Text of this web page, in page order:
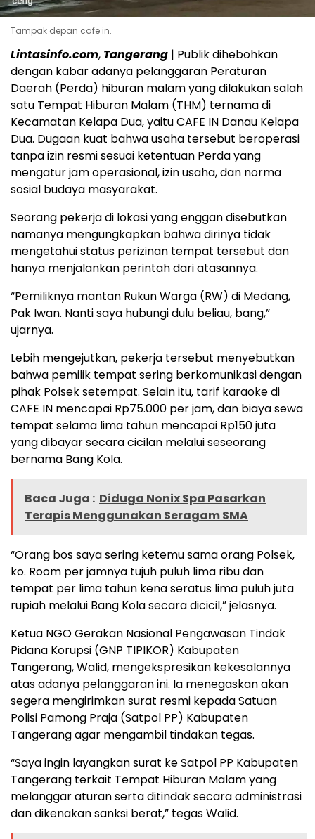
Tampak depan cafe in.
Lintasinfo.com, Tangerang | Publik dihebohkan
dengan kabar adanya pelanggaran Peraturan
Daerah (Perda) hiburan malam yang dilakukan salah
satu Tempat Hiburan Malam (THM) ternama di
Kecamatan Kelapa Dua, yaitu CAFE IN Danau Kelapa
Dua. Dugaan kuat bahwa usaha tersebut beroperasi
tanpa izin resmi sesuai ketentuan Perda yang
mengatur jam operasional, izin usaha, dan norma
sosial budaya masyarakat.
Seorang pekerja di lokasi yang enggan disebutkan
namanya mengungkapkan bahwa dirinya tidak
mengetahui status perizinan tempat tersebut dan
hanya menjalankan perintah dari atasannya.
“Pemiliknya mantan Rukun Warga (RW) di Medang,
Pak Iwan. Nanti saya hubungi dulu beliau, bang,”
ujarnya.
Lebih mengejutkan, pekerja tersebut menyebutkan
bahwa pemilik tempat sering berkomunikasi dengan
pihak Polsek setempat. Selain itu, tarif karaoke di
CAFE IN mencapai Rp75.000 per jam, dan biaya sewa
tempat selama lima tahun mencapai Rp150 juta
yang dibayar secara cicilan melalui seseorang
bernama Bang Kola.
Baca Juga : ‎Diduga Nonix Spa Pasarkan
Terapis Menggunakan Seragam SMA
“Orang bos saya sering ketemu sama orang Polsek,
ko. Room per jamnya tujuh puluh lima ribu dan
tempat per lima tahun kena seratus lima puluh juta
rupiah melalui Bang Kola secara dicicil,” jelasnya.
Ketua NGO Gerakan Nasional Pengawasan Tindak
Pidana Korupsi (GNP TIPIKOR) Kabupaten
Tangerang, Walid, mengekspresikan kekesalannya
atas adanya pelanggaran ini. Ia menegaskan akan
segera mengirimkan surat resmi kepada Satuan
Polisi Pamong Praja (Satpol PP) Kabupaten
Tangerang agar mengambil tindakan tegas.
“Saya ingin layangkan surat ke Satpol PP Kabupaten
Tangerang terkait Tempat Hiburan Malam yang
melanggar aturan serta ditindak secara administrasi
dan dikenakan sanksi berat,” tegas Walid.